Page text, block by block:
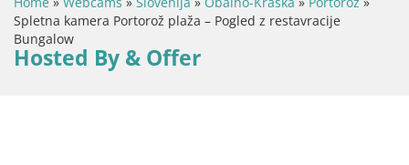
Spletna kamera Portorož plaža – Pogled z restavracije
Bungalow
Hosted By & Offer